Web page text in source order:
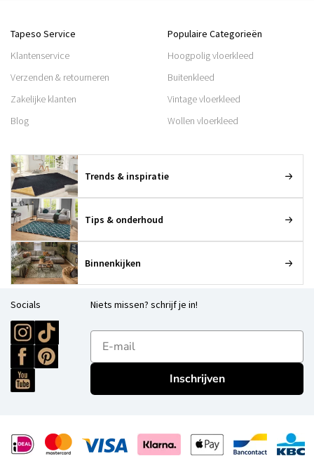
Tapeso Service
Klantenservice
Verzenden & retourneren
Zakelijke klanten
Blog
Populaire Categorieën
Hoogpolig vloerkleed
Buitenkleed
Vintage vloerkleed
Wollen vloerkleed
Trends & inspiratie
Tips & onderhoud
Binnenkijken
Socials Niets missen? schrijf je in!
E-mailadres
Inschrijven